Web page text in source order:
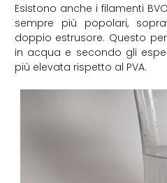
Esistono anche i filamenti
sempre più popolari,
doppio estrusore. Questo
in acqua e secondo gli
più elevata rispetto al PVA.